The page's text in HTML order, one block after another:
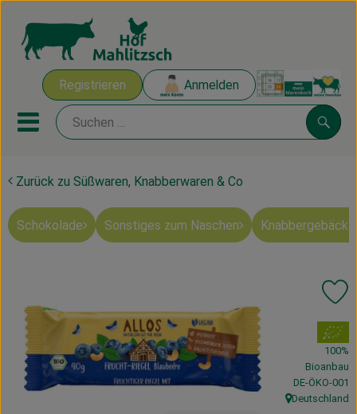
Registrieren Anmelden
Mobiles Menu öffnen oder
Ökokisten
Mahlitzscher Produkte
Obst & Gemüse
Kühltheke
Zurück zu Süßwaren, Knabberwaren & Co
Schokolade Sonstiges zum Naschen Knabbergebäck
, Verband:
100%
Bioanbau
,DE-ÖKO-001
, Herkunft:
Deutschland